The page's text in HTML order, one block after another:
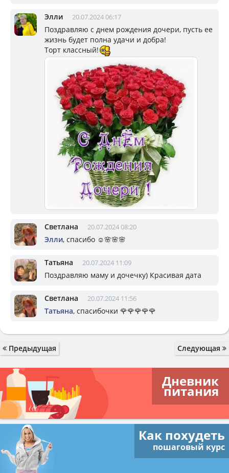
Элли 20.07.2024 06:17
Поздравляю с днем рождения дочери, пусть ее
жизнь будет полна удачи и добра!
Торт классный!
Светлана 20.07.2024 08:20
Элли, спасибо ☺️🌸🌸🌸
Татьяна 20.07.2024 11:09
Поздравляю маму и дочечку) Красивая дата
Светлана 20.07.2024 11:56
Татьяна, спасибочки 🌹🌹🌹🌹🌹
Предыдущая Следующая
Дневник
питания
Как похудеть
пошаговый курс